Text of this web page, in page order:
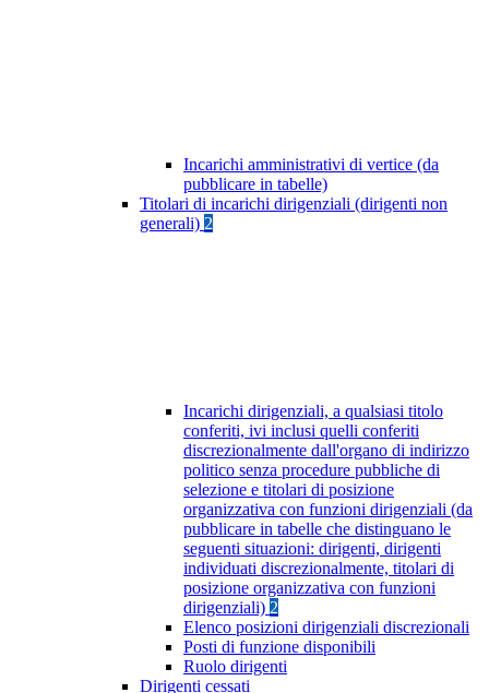
Incarichi amministrativi di vertice (da
pubblicare in tabelle)
Titolari di incarichi dirigenziali (dirigenti non
generali) 2
Incarichi dirigenziali, a qualsiasi titolo
conferiti, ivi inclusi quelli conferiti
discrezionalmente dall'organo di indirizzo
politico senza procedure pubbliche di
selezione e titolari di posizione
organizzativa con funzioni dirigenziali (da
pubblicare in tabelle che distinguano le
seguenti situazioni: dirigenti, dirigenti
individuati discrezionalmente, titolari di
posizione organizzativa con funzioni
dirigenziali) 2
Elenco posizioni dirigenziali discrezionali
Posti di funzione disponibili
Ruolo dirigenti
Dirigenti cessati